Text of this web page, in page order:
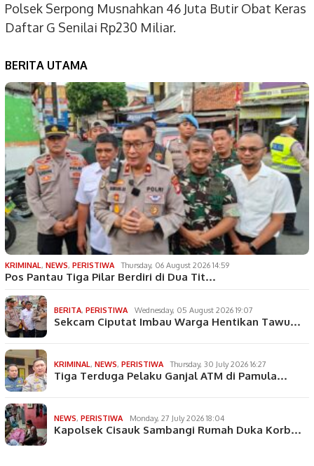
Polsek Serpong Musnahkan 46 Juta Butir Obat Keras
Daftar G Senilai Rp230 Miliar.
BERITA UTAMA
KRIMINAL, NEWS, PERISTIWA Thursday, 06 August 2026 14:59
Pos Pantau Tiga Pilar Berdiri di Dua Tit…
BERITA, PERISTIWA Wednesday, 05 August 2026 19:07
Sekcam Ciputat Imbau Warga Hentikan Tawu…
KRIMINAL, NEWS, PERISTIWA Thursday, 30 July 2026 16:27
Tiga Terduga Pelaku Ganjal ATM di Pamula…
NEWS, PERISTIWA Monday, 27 July 2026 18:04
Kapolsek Cisauk Sambangi Rumah Duka Korb…